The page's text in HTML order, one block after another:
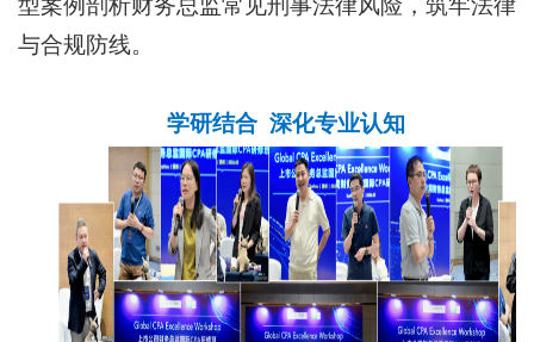
型案例剖析财务总监常见刑事法律风险，筑牢法律
与合规防线。
学研结合 深化专业认知